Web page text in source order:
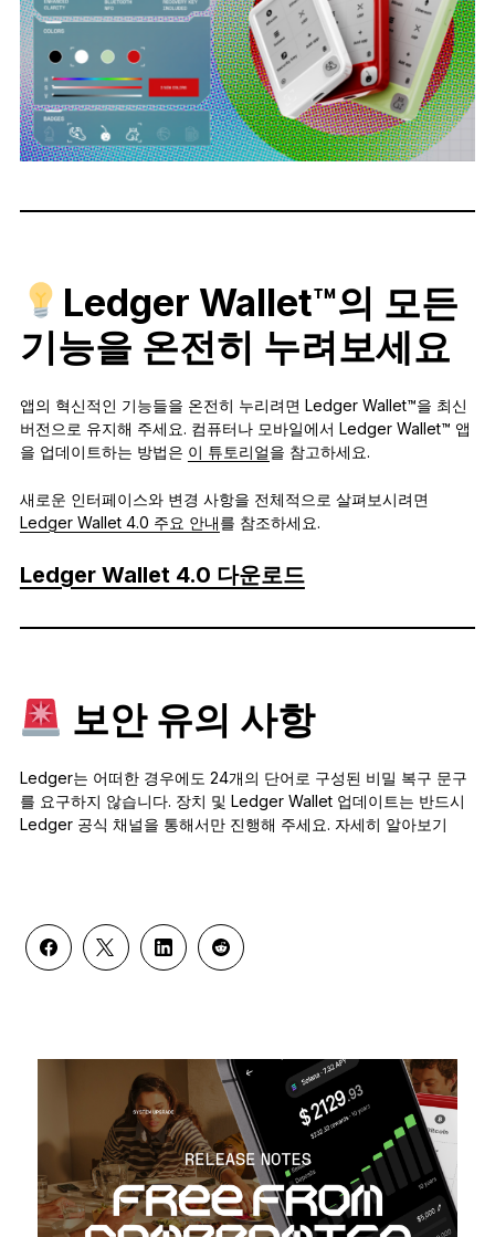
Ledger Wallet™의 모든
기능을 온전히 누려보세요
앱의 혁신적인 기능들을 온전히 누리려면 Ledger Wallet™을 최신
버전으로 유지해 주세요. 컴퓨터나 모바일에서 Ledger Wallet™ 앱
을 업데이트하는 방법은 이 튜토리얼을 참고하세요.
새로운 인터페이스와 변경 사항을 전체적으로 살펴보시려면
Ledger Wallet 4.0 주요 안내를 참조하세요.
Ledger Wallet 4.0 다운로드
보안 유의 사항
Ledger는 어떠한 경우에도 24개의 단어로 구성된 비밀 복구 문구
를 요구하지 않습니다. 장치 및 Ledger Wallet 업데이트는 반드시
Ledger 공식 채널을 통해서만 진행해 주세요. 자세히 알아보기